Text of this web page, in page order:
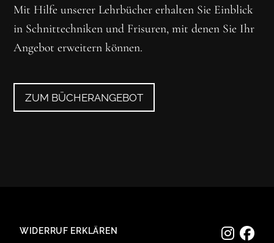
Mit Hilfe unserer Lehrbücher erhalten Sie Einblick
in Schnittechniken und Frisuren, mit denen Sie Ihr
Angebot erweitern können.
ZUM BÜCHERANGEBOT
WIDERRUF ERKLÄREN